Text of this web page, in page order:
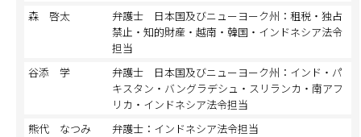
森 啓太
弁護士 日本国及びニューヨーク州：租税・独占
禁止・知的財産・越南・韓国・インドネシア法令
担当
谷添 学
弁護士 日本国及びニューヨーク州：インド・パ
キスタン・バングラデシュ・スリランカ・南アフ
リカ・インドネシア法令担当
熊代 なつみ
弁護士：インドネシア法令担当